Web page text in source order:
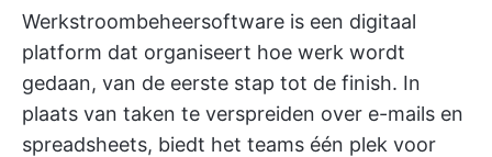
Werkstroombeheersoftware is een digitaal
platform dat organiseert hoe werk wordt
gedaan, van de eerste stap tot de finish. In
plaats van taken te verspreiden over e-mails en
spreadsheets, biedt het teams één plek voor